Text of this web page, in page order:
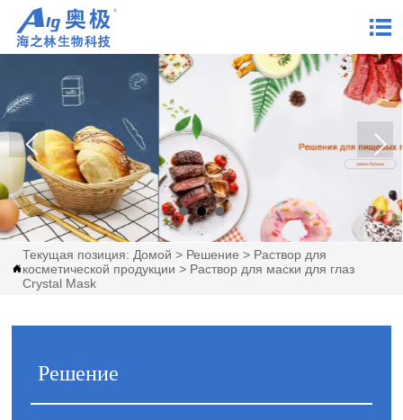


Текущая позиция: Домой > Решение > Раствор для
косметической продукции > Раствор для маски для глаз
Crystal Mask
Решение